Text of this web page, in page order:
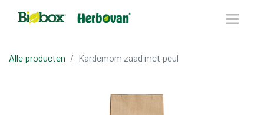
Alle producten Kardemom zaad met peul